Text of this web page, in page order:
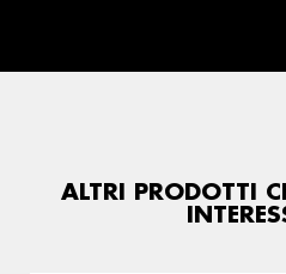
ALTRI PRODOTTI